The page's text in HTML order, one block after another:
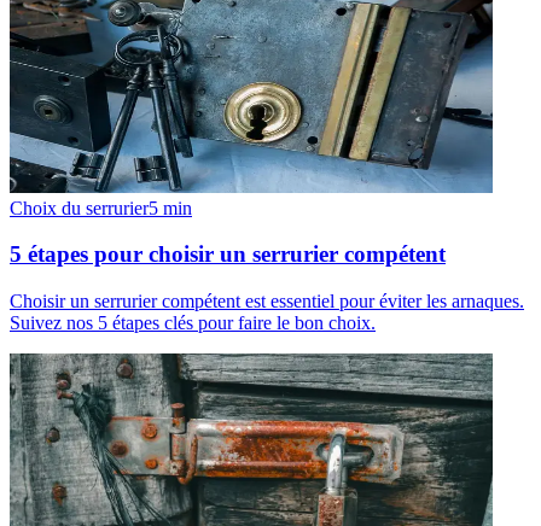
Choix du serrurier5 min
5 étapes pour choisir un serrurier compétent
Choisir un serrurier compétent est essentiel pour éviter les arnaques.
Suivez nos 5 étapes clés pour faire le bon choix.